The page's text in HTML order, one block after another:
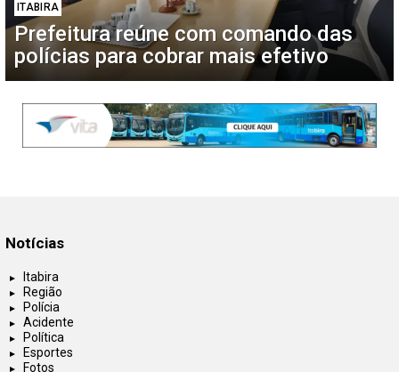
ITABIRA
Prefeitura reúne com comando das
polícias para cobrar mais efetivo
Notícias
Itabira
Região
Polícia
Acidente
Política
Esportes
Fotos